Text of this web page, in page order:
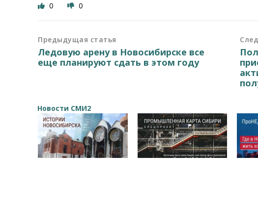
0 0
Предыдущая статья
Ледовую арену в Новосибирске все
еще планируют сдать в этом году
Новости СМИ2